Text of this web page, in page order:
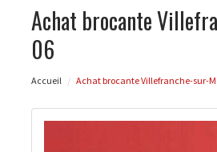
Achat brocante
06
Accueil Achat brocante Villefranche-sur-